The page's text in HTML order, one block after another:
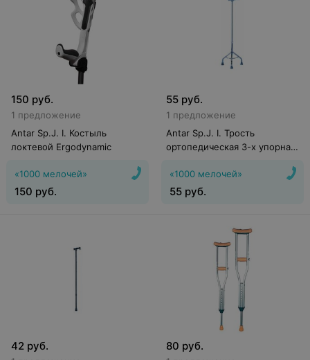
150 руб.
1 предложение
Antar Sp.J. I. Костыль
локтевой Ergodynamic
«1000 мелочей»
150 руб.
55 руб.
1 предложение
Antar Sp.J. I. Трость
ортопедическая 3-х упорная
«1000 мелочей»
55 руб.
42 руб. 80 руб.